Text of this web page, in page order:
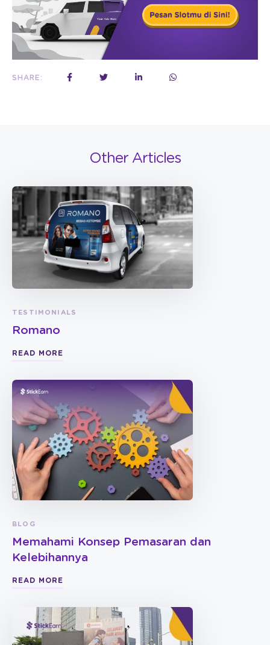
SHARE:
Other Articles
TESTIMONIALS
Romano
READ MORE
BLOG
Memahami Konsep Pemasaran dan
Kelebihannya
READ MORE